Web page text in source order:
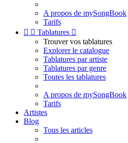
A propos de mySongBook
Tarifs
  Tablatures 
Trouver vos tablatures
Explorer le catalogue
Tablatures par artiste
Tablatures par genre
Toutes les tablatures
A propos de mySongBook
Tarifs
Artistes
Blog
Tous les articles